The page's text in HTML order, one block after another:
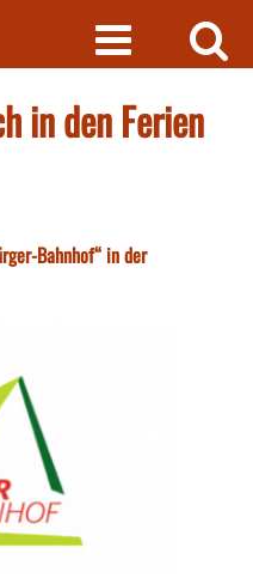
in den Ferien
Bahnhof“ in der